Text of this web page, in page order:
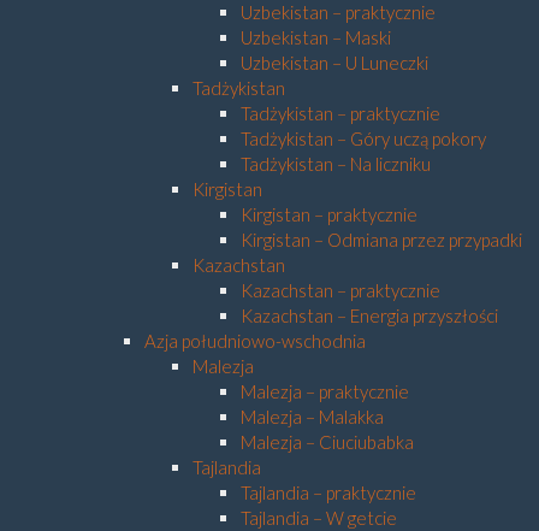
Uzbekistan – praktycznie
Uzbekistan – Maski
Uzbekistan – U Luneczki
Tadżykistan
Tadżykistan – praktycznie
Tadżykistan – Góry uczą pokory
Tadżykistan – Na liczniku
Kirgistan
Kirgistan – praktycznie
Kirgistan – Odmiana przez przypadki
Kazachstan
Kazachstan – praktycznie
Kazachstan – Energia przyszłości
Azja południowo-wschodnia
Malezja
Malezja – praktycznie
Malezja – Malakka
Malezja – Ciuciubabka
Tajlandia
Tajlandia – praktycznie
Tajlandia – W getcie